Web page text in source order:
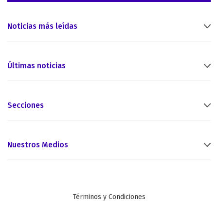
Noticias más leídas
Últimas noticias
Secciones
Nuestros Medios
Términos y Condiciones